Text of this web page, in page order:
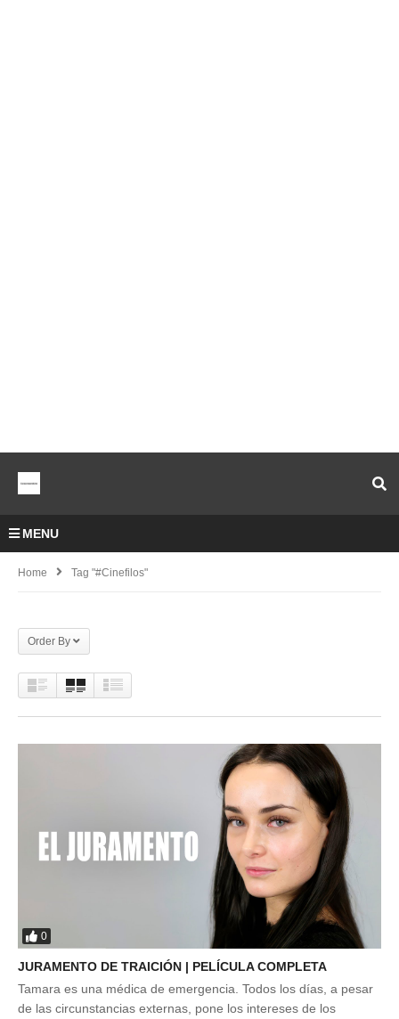
MENU
Home Tag "#cinefilos"
Order By
0
JURAMENTO DE TRAICIÓN | PELÍCULA COMPLETA
Tamara es una médica de emergencia. Todos los días, a pesar
de las circunstancias externas, pone los intereses de los